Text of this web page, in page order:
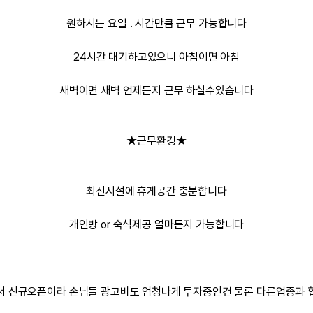
원하시는 요일 . 시간만큼 근무 가능합니다
24시간 대기하고있으니 아침이면 아침
새벽이면 새벽 언제든지 근무 하실수있습니다
★근무환경★
최신시설에 휴게공간 충분합니다
개인방 or 숙식제공 얼마든지 가능합니다
신규오픈이라 손님들 광고비도 엄청나게 투자중인건 물론 다른업종과